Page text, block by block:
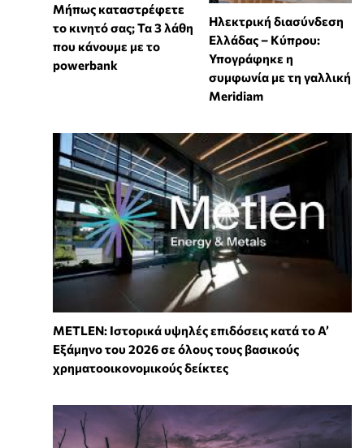
Μήπως καταστρέφετε
το κινητό σας; Τα 3 λάθη
που κάνουμε με το
powerbank
Ηλεκτρική διασύνδεση
Ελλάδας – Κύπρου:
Υπογράφηκε η
συμφωνία με τη γαλλική
Meridiam
METLEN: Ιστορικά υψηλές επιδόσεις κατά το Α’
Εξάμηνο του 2026 σε όλους τους βασικούς
χρηματοοικονομικούς δείκτες